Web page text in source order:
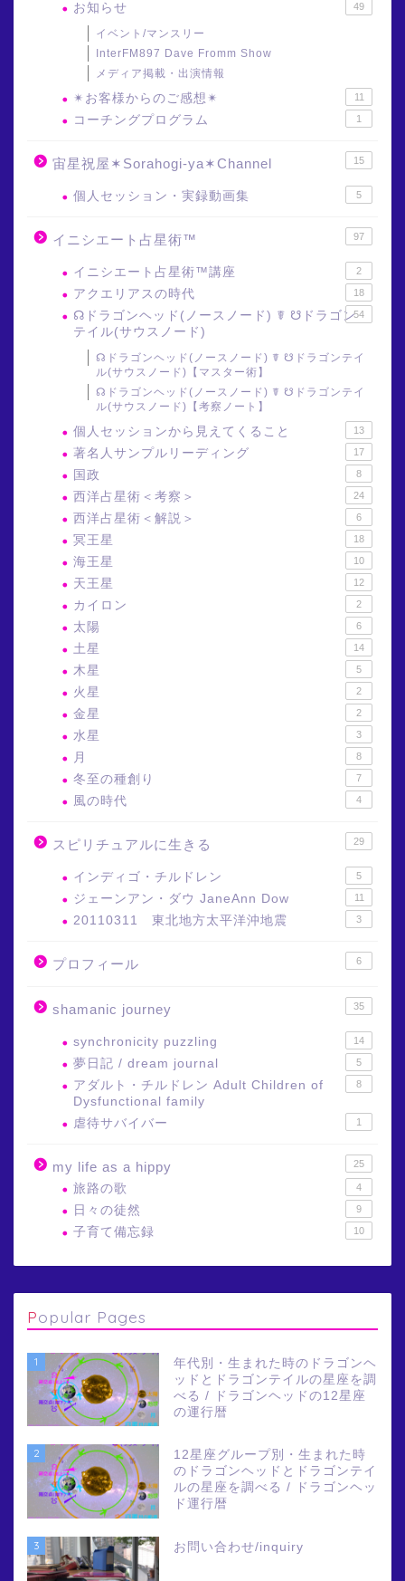
お知らせ 49
イベント/マンスリー
InterFM897 Dave Fromm Show
メディア掲載・出演情報
✴︎お客様からのご感想✴︎ 11
コーチングプログラム 1
宙星祝屋✶Sorahogi-ya✶Channel 15
個人セッション・実録動画集 5
イニシエート占星術™ 97
イニシエート占星術™講座 2
アクエリアスの時代 18
☊ドラゴンヘッド(ノースノード) ☤ ☋ドラゴン
テイル(サウスノード)
54
☊ドラゴンヘッド(ノースノード) ☤ ☋ドラゴンテイ
ル(サウスノード)【マスター術】
☊ドラゴンヘッド(ノースノード) ☤ ☋ドラゴンテイ
ル(サウスノード)【考察ノート】
個人セッションから見えてくること 13
著名人サンプルリーディング 17
国政 8
西洋占星術＜考察＞ 24
西洋占星術＜解説＞ 6
冥王星 18
海王星 10
天王星 12
カイロン 2
太陽 6
土星 14
木星 5
火星 2
金星 2
水星 3
月 8
冬至の種創り 7
風の時代 4
スピリチュアルに生きる 29
インディゴ・チルドレン 5
ジェーンアン・ダウ JaneAnn Dow 11
20110311 東北地方太平洋沖地震 3
プロフィール 6
shamanic journey 35
synchronicity puzzling 14
夢日記 / dream journal 5
アダルト・チルドレン Adult Children of
Dysfunctional family
8
虐待サバイバー 1
my life as a hippy 25
旅路の歌 4
日々の徒然 9
子育て備忘録 10
Popular Pages
1
年代別・生まれた時のドラゴンヘ
ッドとドラゴンテイルの星座を調
べる / ドラゴンヘッドの12星座
の運行暦
2
12星座グループ別・生まれた時
のドラゴンヘッドとドラゴンテイ
ルの星座を調べる / ドラゴンヘッ
ド運行暦
3 お問い合わせ/inquiry